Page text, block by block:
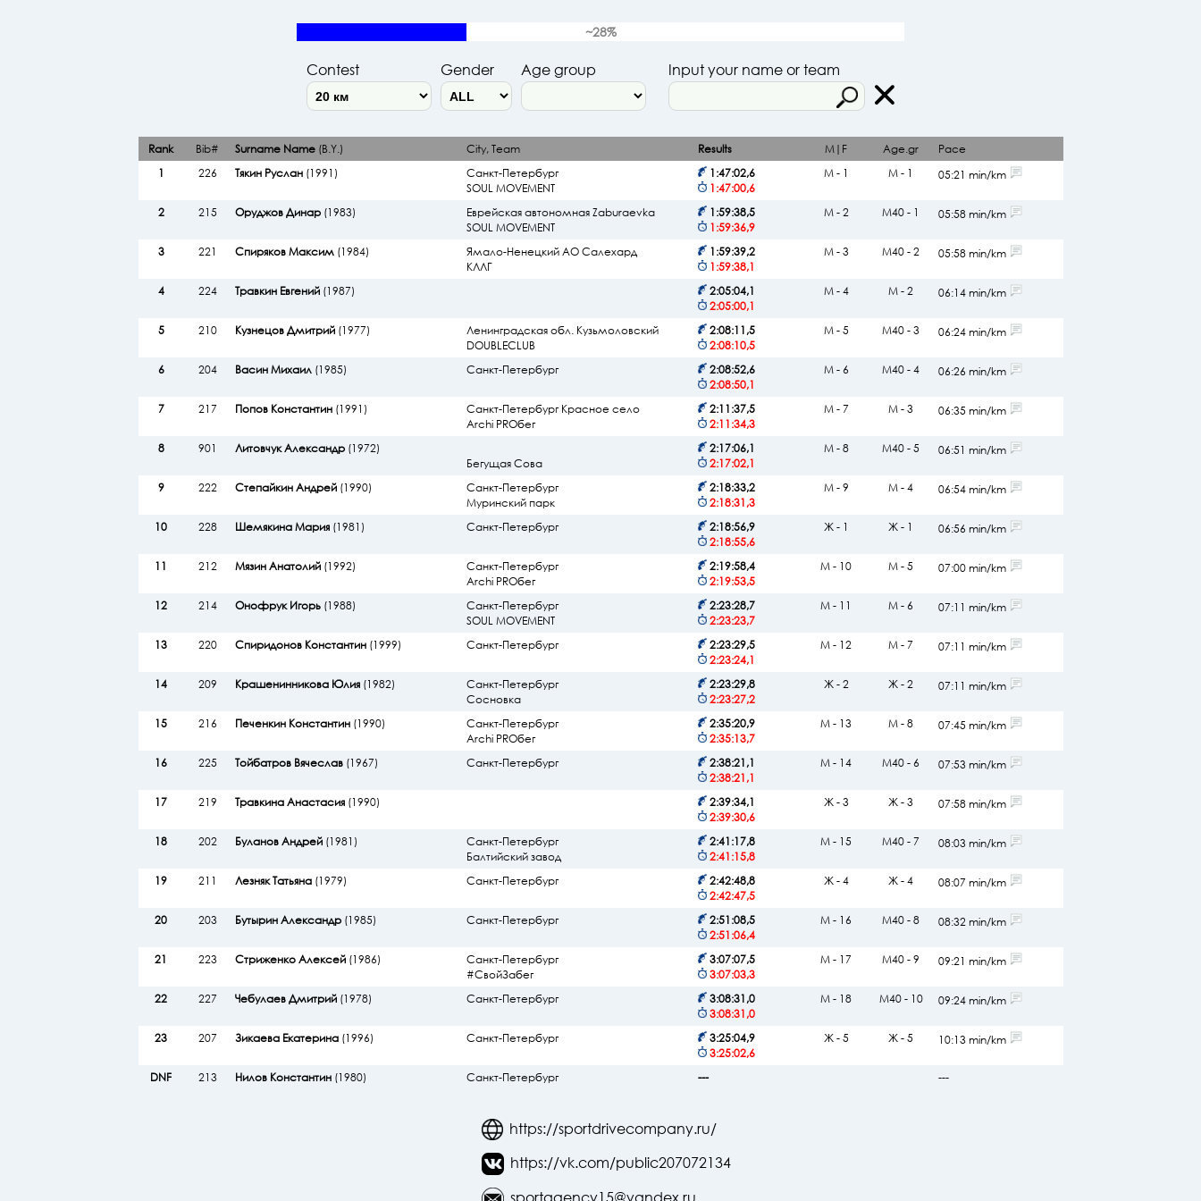
~28%
Contest Gender Age group Input your name or team
Rank Bib# Surname Name (B.Y.) City, Team Results M|F Age.gr
Pace
1
226 Тякин Руслан (1991)
Санкт-Петербург
SOUL MOVEMENT
1:47:02,6
1:47:00,6
М - 1 М - 1 05:21 min/km
2 215 Оруджов Динар (1983)
Еврейская автономная Zaburaevka
SOUL MOVEMENT
1:59:38,5
1:59:36,9
М - 2 М40 - 1 05:58 min/km
3 221 Спиряков Максим (1984)
Ямало-Ненецкий АО Салехард
КЛЛГ
1:59:39,2
1:59:38,1
М - 3 М40 - 2 05:58 min/km
4 224 Травкин Евгений (1987)
2:05:04,1
2:05:00,1
М - 4 М - 2 06:14 min/km
5 210 Кузнецов Дмитрий (1977)
Ленинградская обл. Кузьмоловский
DOUBLECLUB
2:08:11,5
2:08:10,5
М - 5 М40 - 3 06:24 min/km
6 204 Васин Михаил (1985) Санкт-Петербург
2:08:52,6
2:08:50,1
М - 6 М40 - 4 06:26 min/km
7 217 Попов Константин (1991)
Санкт-Петербург Красное село
Archi PROбег
2:11:37,5
2:11:34,3
М - 7 М - 3 06:35 min/km
8 901 Литовчук Александр (1972)
Бегущая Сова
2:17:06,1
2:17:02,1
М - 8 М40 - 5 06:51 min/km
9 222 Степайкин Андрей (1990)
Санкт-Петербург
Муринский парк
2:18:33,2
2:18:31,3
М - 9 М - 4 06:54 min/km
10 228 Шемякина Мария (1981) Санкт-Петербург
2:18:56,9
2:18:55,6
Ж - 1 Ж - 1 06:56 min/km
11 212 Мязин Анатолий (1992)
Санкт-Петербург
Archi PROбег
2:19:58,4
2:19:53,5
М - 10 М - 5 07:00 min/km
12 214 Онофрук Игорь (1988)
Санкт-Петербург
SOUL MOVEMENT
2:23:28,7
2:23:23,7
М - 11 М - 6 07:11 min/km
13 220 Спиридонов Константин (1999) Санкт-Петербург
2:23:29,5
2:23:24,1
М - 12 М - 7 07:11 min/km
14 209 Крашенинникова Юлия (1982)
Санкт-Петербург
Сосновка
2:23:29,8
2:23:27,2
Ж - 2 Ж - 2 07:11 min/km
15 216 Печенкин Константин (1990)
Санкт-Петербург
Archi PROбег
2:35:20,9
2:35:13,7
М - 13 М - 8 07:45 min/km
16 225 Тойбатров Вячеслав (1967) Санкт-Петербург
2:38:21,1
2:38:21,1
М - 14 М40 - 6 07:53 min/km
17 219 Травкина Анастасия (1990)
2:39:34,1
2:39:30,6
Ж - 3 Ж - 3 07:58 min/km
18 202 Буланов Андрей (1981)
Санкт-Петербург
Балтийский завод
2:41:17,8
2:41:15,8
М - 15 М40 - 7 08:03 min/km
19 211 Лезняк Татьяна (1979) Санкт-Петербург
2:42:48,8
2:42:47,5
Ж - 4 Ж - 4 08:07 min/km
20 203 Бутырин Александр (1985) Санкт-Петербург
2:51:08,5
2:51:06,4
М - 16 М40 - 8 08:32 min/km
21 223 Стриженко Алексей (1986)
Санкт-Петербург
#СвойЗабег
3:07:07,5
3:07:03,3
М - 17 М40 - 9 09:21 min/km
22 227 Чебулаев Дмитрий (1978) Санкт-Петербург
3:08:31,0
3:08:31,0
М - 18 М40 - 10 09:24 min/km
23 207 Зикаева Екатерина (1996) Санкт-Петербург
3:25:04,9
3:25:02,6
Ж - 5 Ж - 5 10:13 min/km
DNF 213 Нилов Константин (1980) Санкт-Петербург --- ---
https://sportdrivecompany.ru/
https://vk.com/public207072134
sportagency15@yandex.ru